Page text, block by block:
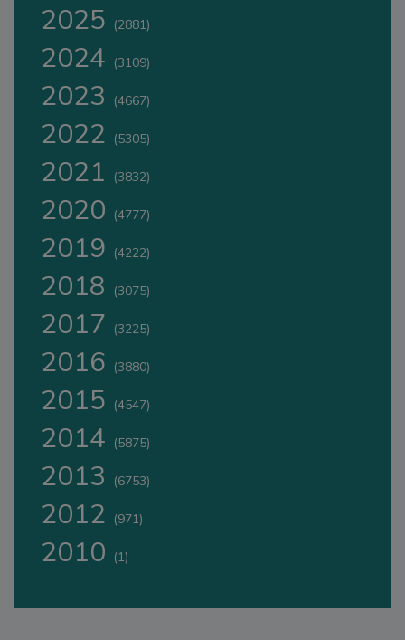
2025 (2881)
2024 (3109)
2023 (4667)
2022 (5305)
2021 (3832)
2020 (4777)
2019 (4222)
2018 (3075)
2017 (3225)
2016 (3880)
2015 (4547)
2014 (5875)
2013 (6753)
2012 (971)
2010 (1)